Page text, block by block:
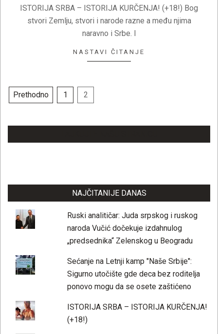
04-
ISTORIJA SRBA – ISTORIJA KURČENJA! (+18!) Bog
stvori Zemlju, stvori i narode razne a među njima
naravno i Srbe. I
NASTAVI ČITANJE
Paginacija
Prethodno 1 2
NAJČITANIJE DANAS
Ruski analitičar: Juda srpskog i ruskog
naroda Vučić dočekuje izdahnulog
„predsednika“ Zelenskog u Beogradu
Sećanje na Letnji kamp "Naše Srbije":
Sigurno utočište gde deca bez roditelja
ponovo mogu da se osete zaštićeno
ISTORIJA SRBA – ISTORIJA KURČENJA!
(+18!)